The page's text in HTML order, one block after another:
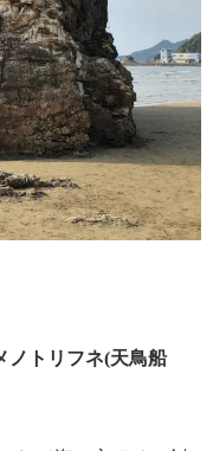
ノトリフネ(天鳥船